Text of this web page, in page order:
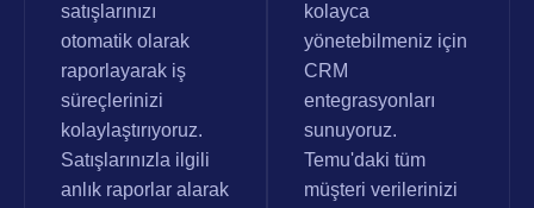
satışlarınızı
otomatik olarak
raporlayarak iş
süreçlerinizi
kolaylaştırıyoruz.
Satışlarınızla ilgili
anlık raporlar alarak
kolayca
yönetebilmeniz için
CRM
entegrasyonları
sunuyoruz.
Temu'daki tüm
müşteri verilerinizi